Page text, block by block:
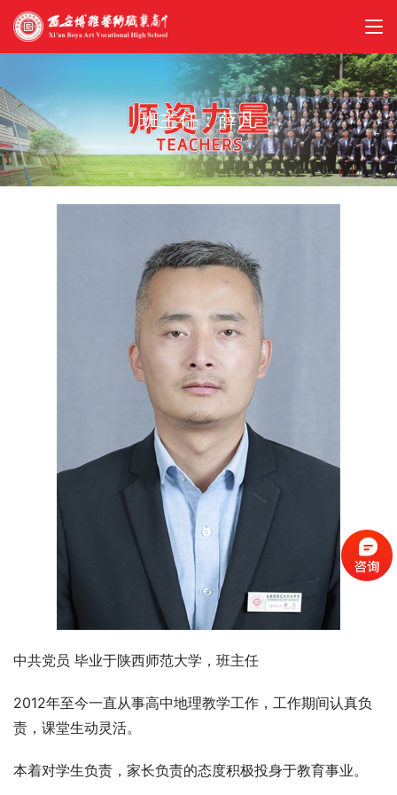
班主任：薛凡
中共党员 毕业于陕西师范大学，班主任
2012年至今一直从事高中地理教学工作，工作期间认真负
责，课堂生动灵活。
本着对学生负责，家长负责的态度积极投身于教育事业。